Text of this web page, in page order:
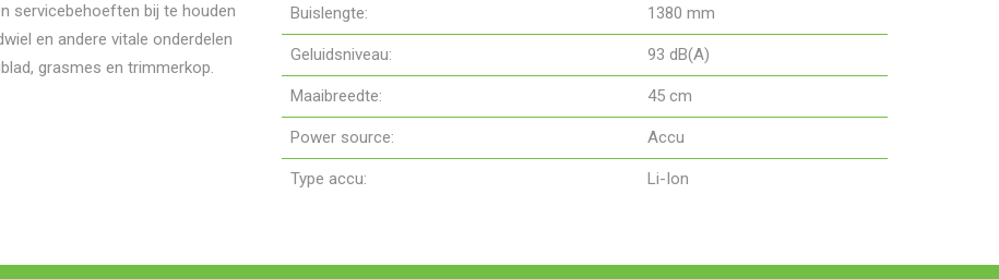
servicebehoeften bij te houden
en andere vitale onderdelen
grasmes en trimmerkop.
Buislengte: 1380 mm
Geluidsniveau: 93 dB(A)
Maaibreedte: 45 cm
Power source: Accu
Type accu: Li-Ion